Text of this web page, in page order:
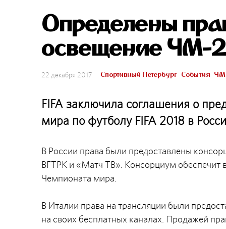
Определены
освещение ЧМ-
22 декабря 2017 Спортивный Петербург События
FIFA заключила соглашения о
мира по футболу FIFA 2018 в
В России права были предоставлены
ВГТРК и «Матч ТВ». Консорциум обеспечит
Чемпионата мира.
В Италии права на трансляции были
на своих бесплатных каналах. Продажей